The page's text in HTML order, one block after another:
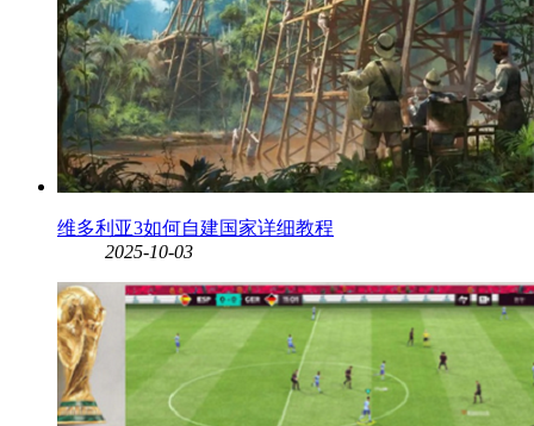
维多利亚3如何自建国家详细教程
2025-10-03